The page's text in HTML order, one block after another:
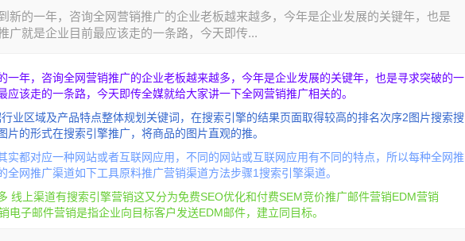
新的一年，咨询全网营销推广的企业老板越来越多，今年是企业发展的关键年，也是
广就是企业目前最应该走的一条路，今天即传...
一年，咨询全网营销推广的企业老板越来越多，今年是企业发展的关键年，也是寻求突破的一
该走的一条路，今天即传全媒就给大家讲一下全网营销推广相关的。
业区域及产品特点整体规划关键词，在搜索引擎的结果页面取得较高的排名次序2图片搜索搜
的形式在搜索引擎推广，将商品的图片直观的推。
实都对应一种网站或者互联网应用，不同的网站或互联网应用有不同的特点，所以每种全网推
全网推广渠道如下工具原料推广营销渠道方法步骤1搜索引擎渠道。
线上渠道有搜索引擎营销这又分为免费SEO优化和付费SEM竞价推广邮件营销EDM营销
电子邮件营销是指企业向目标客户发送EDM邮件，建立同目标。